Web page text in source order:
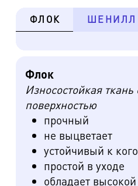
ФЛОК ШЕНИЛЛ
Флок
Износостойкая ткань
поверхностью
прочный
не выцветает
устойчивый к
простой в уходе
обладает